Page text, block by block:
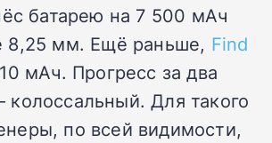
батарею на 7 500 мАч
8,25 мм. Ещё раньше, Find
мАч. Прогресс за два
Для такого
по всей видимости,